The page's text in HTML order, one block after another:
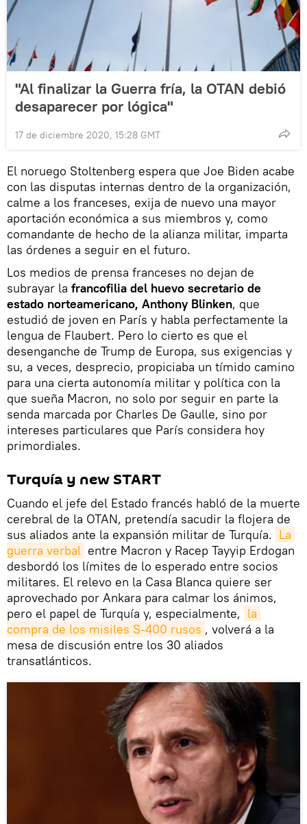
"Al finalizar la Guerra fría, la OTAN debió
desaparecer por lógica"
17 de diciembre 2020, 15:28 GMT
El noruego Stoltenberg espera que Joe Biden acabe
con las disputas internas dentro de la organización,
calme a los franceses, exija de nuevo una mayor
aportación económica a sus miembros y, como
comandante de hecho de la alianza militar, imparta
las órdenes a seguir en el futuro.
Los medios de prensa franceses no dejan de
subrayar la francofilia del huevo secretario de
estado norteamericano, Anthony Blinken, que
estudió de joven en París y habla perfectamente la
lengua de Flaubert. Pero lo cierto es que el
desenganche de Trump de Europa, sus exigencias y
su, a veces, desprecio, propiciaba un tímido camino
para una cierta autonomía militar y política con la
que sueña Macron, no solo por seguir en parte la
senda marcada por Charles De Gaulle, sino por
intereses particulares que París considera hoy
primordiales.
Turquía y new START
Cuando el jefe del Estado francés habló de la muerte
cerebral de la OTAN, pretendía sacudir la flojera de
sus aliados ante la expansión militar de Turquía. La
guerra verbal entre Macron y Racep Tayyip Erdogan
desbordó los límites de lo esperado entre socios
militares. El relevo en la Casa Blanca quiere ser
aprovechado por Ankara para calmar los ánimos,
pero el papel de Turquía y, especialmente, la
compra de los misiles S-400 rusos , volverá a la
mesa de discusión entre los 30 aliados
transatlánticos.